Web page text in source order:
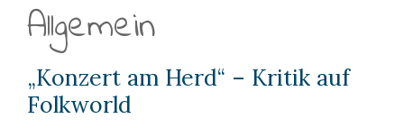
Allgemein
„Konzert am Herd“ – Kritik auf
Folkworld